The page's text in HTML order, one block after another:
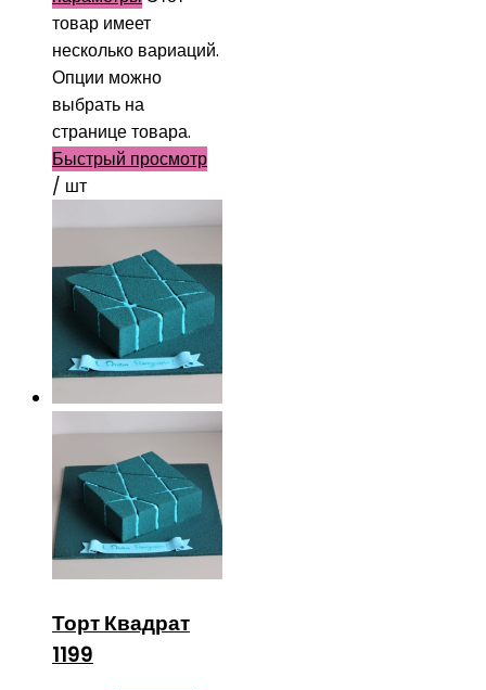
товар имеет
несколько вариаций.
Опции можно
выбрать на
странице товара.
Быстрый просмотр
/ шт
Торт Квадрат
1199